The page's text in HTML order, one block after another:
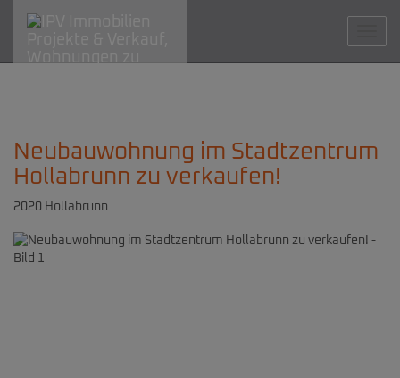
Neubauwohnung im Stadtzentrum
Hollabrunn zu verkaufen!
2020 Hollabrunn